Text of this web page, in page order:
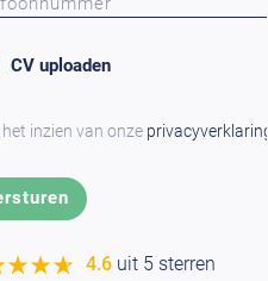
CV uploaden
inzien van onze privacyverklaring
4.6 uit 5 sterren